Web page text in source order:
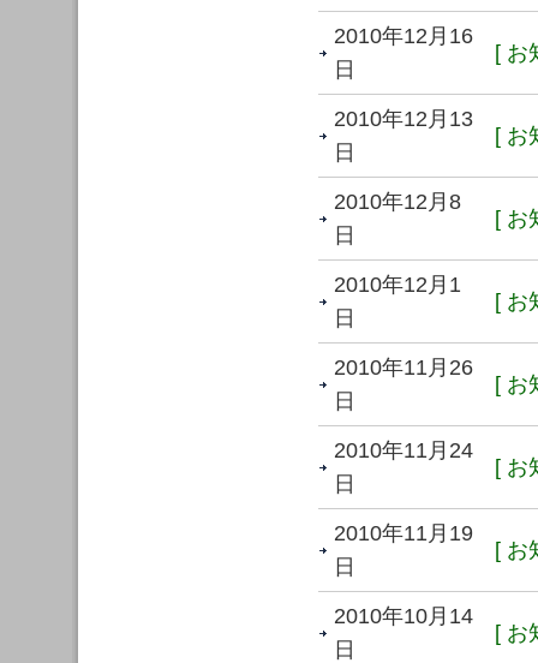
2010年12月16
日
[ お
2010年12月13
日
[ お
2010年12月8
日
[ お
2010年12月1
日
[ お
2010年11月26
日
[ お
2010年11月24
日
[ お
2010年11月19
日
[ お
2010年10月14
日
[ お